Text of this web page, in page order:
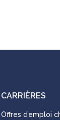
CARRIÈRES
Offres d’emploi